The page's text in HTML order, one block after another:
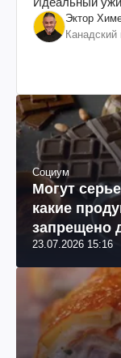
Эктор
Социум
Могут
какие
запрещено
23.07.2026 15:16